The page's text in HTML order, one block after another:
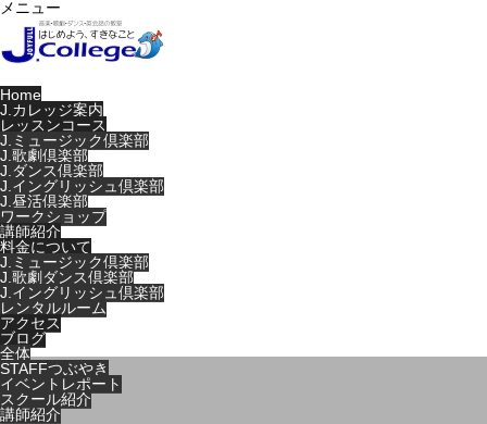
メニュー
Home
J.カレッジ案内
レッスンコース
J.ミュージック倶楽部
J.歌劇倶楽部
J.ダンス倶楽部
J.イングリッシュ倶楽部
J.昼活倶楽部
ワークショップ
講師紹介
料金について
J.ミュージック倶楽部
J.歌劇ダンス倶楽部
J.イングリッシュ倶楽部
レンタルルーム
アクセス
ブログ
全体
STAFFつぶやき
イベントレポート
スクール紹介
講師紹介